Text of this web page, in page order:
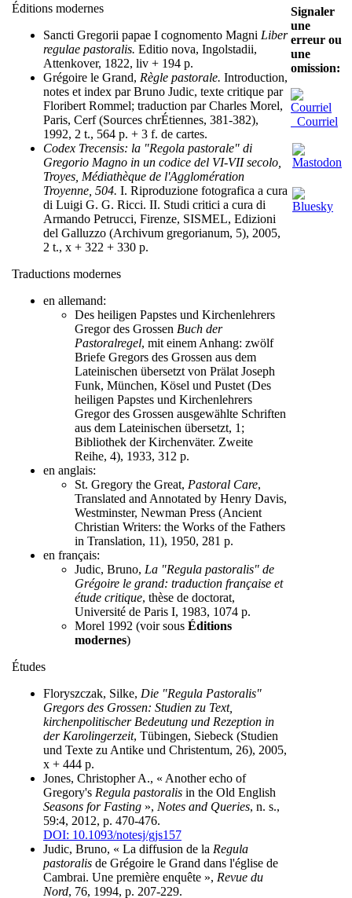
Éditions modernes
Sancti Gregorii papae I cognomento Magni Liber
regulae pastoralis. Editio nova, Ingolstadii,
Attenkover, 1822, liv + 194 p.
Grégoire le Grand, Règle pastorale. Introduction,
notes et index par Bruno Judic, texte critique par
Floribert Rommel; traduction par Charles Morel,
Paris, Cerf (Sources chrÉtiennes, 381-382),
1992, 2 t., 564 p. + 3 f. de cartes.
Codex Trecensis: la "Regola pastorale" di
Gregorio Magno in un codice del VI-VII secolo,
Troyes, Médiathèque de l'Agglomération
Troyenne, 504. I. Riproduzione fotografica a cura
di Luigi G. G. Ricci. II. Studi critici a cura di
Armando Petrucci, Firenze, SISMEL, Edizioni
del Galluzzo (Archivum gregorianum, 5), 2005,
2 t., x + 322 + 330 p.
Traductions modernes
en allemand:
Des heiligen Papstes und Kirchenlehrers
Gregor des Grossen Buch der
Pastoralregel, mit einem Anhang: zwölf
Briefe Gregors des Grossen aus dem
Lateinischen übersetzt von Prälat Joseph
Funk, München, Kösel und Pustet (Des
heiligen Papstes und Kirchenlehrers
Gregor des Grossen ausgewählte Schriften
aus dem Lateinischen übersetzt, 1;
Bibliothek der Kirchenväter. Zweite
Reihe, 4), 1933, 312 p.
en anglais:
St. Gregory the Great, Pastoral Care,
Translated and Annotated by Henry Davis,
Westminster, Newman Press (Ancient
Christian Writers: the Works of the Fathers
in Translation, 11), 1950, 281 p.
en français:
Judic, Bruno, La "Regula pastoralis" de
Grégoire le grand: traduction française et
étude critique, thèse de doctorat,
Université de Paris I, 1983, 1074 p.
Morel 1992 (voir sous Éditions
modernes)
Études
Floryszczak, Silke, Die "Regula Pastoralis"
Gregors des Grossen: Studien zu Text,
kirchenpolitischer Bedeutung und Rezeption in
der Karolingerzeit, Tübingen, Siebeck (Studien
und Texte zu Antike und Christentum, 26), 2005,
x + 444 p.
Jones, Christopher A., « Another echo of
Gregory's Regula pastoralis in the Old English
Seasons for Fasting », Notes and Queries, n. s.,
59:4, 2012, p. 470-476.
DOI: 10.1093/notesj/gjs157
Judic, Bruno, « La diffusion de la Regula
pastoralis de Grégoire le Grand dans l'église de
Cambrai. Une première enquête », Revue du
Nord, 76, 1994, p. 207-229.
Signaler
une
erreur ou
une
omission:
Courriel